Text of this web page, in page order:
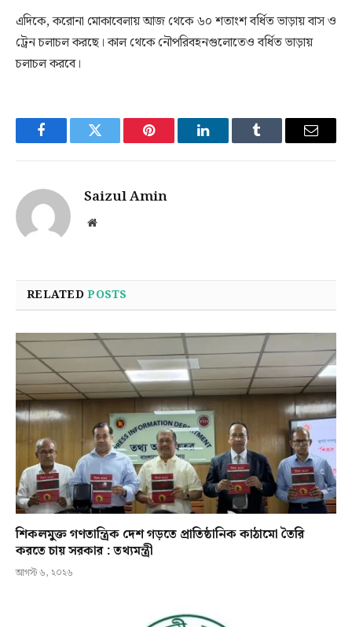
এদিকে, করোনা মোকাবেলায় আজ থেকে ৬০ শতাংশ বর্ধিত ভাড়ায় বাস ও
ট্রেন চলাচল করছে। কাল থেকে নৌপরিবহনগুলোতেও বর্ধিত ভাড়ায়
চলাচল করবে।
FacebookTwitter Pinterest LinkedInTumblr Email
Saizul Amin
Website
RELATEDPOSTS
শিকলমুক্ত গণতান্ত্রিক দেশ গড়তে প্রাতিষ্ঠানিক কাঠামো তৈরি
করতে চায় সরকার : তথ্যমন্ত্রী
আগস্ট ৬, ২০২৬